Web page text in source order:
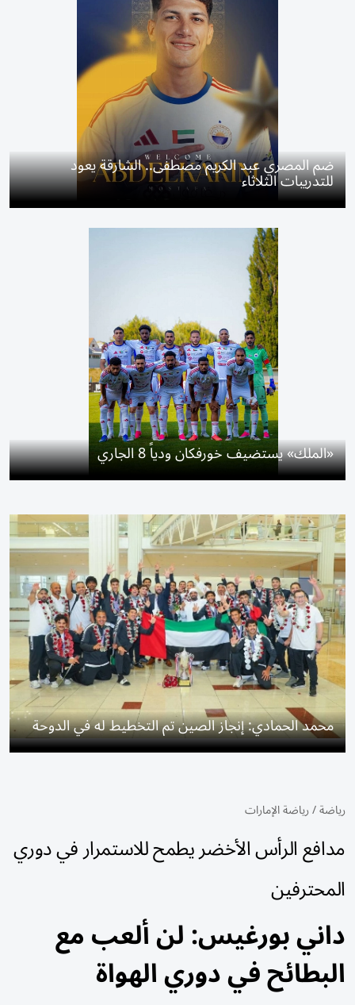
ضم المصري عبد الكريم مصطفى.. الشارقة يعود
للتدريبات الثلاثاء
«الملك» يستضيف خورفكان ودياً 8 الجاري
محمد الحمادي: إنجاز الصين تم التخطيط له في الدوحة
رياضة/رياضة الإمارات
مدافع الرأس الأخضر يطمح للاستمرار في دوري
المحترفين
داني بورغيس: لن ألعب مع
البطائح في دوري الهواة